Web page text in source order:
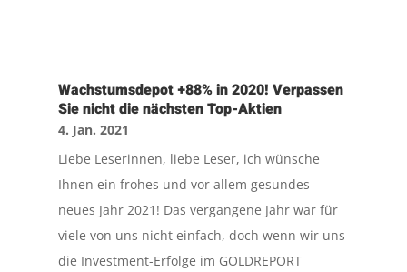
Wachstumsdepot +88% in 2020! Verpassen
Sie nicht die nächsten Top-Aktien
4. Jan. 2021
Liebe Leserinnen, liebe Leser, ich wünsche
Ihnen ein frohes und vor allem gesundes
neues Jahr 2021! Das vergangene Jahr war für
viele von uns nicht einfach, doch wenn wir uns
die Investment-Erfolge im GOLDREPORT